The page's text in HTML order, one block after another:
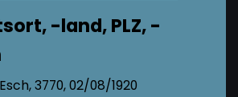
-land, PLZ, -
3770, 02/08/1920